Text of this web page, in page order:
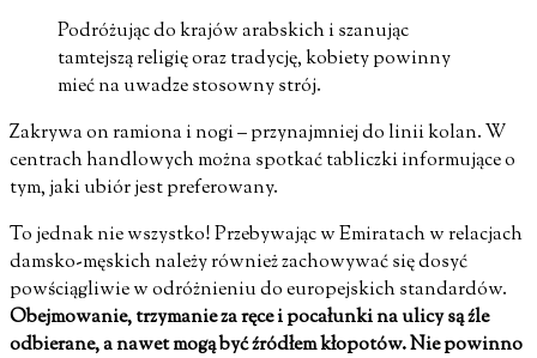
Podróżując do krajów arabskich i szanując
tamtejszą religię oraz tradycję, kobiety powinny
mieć na uwadze stosowny strój.
Zakrywa on ramiona i nogi – przynajmniej do linii kolan. W
centrach handlowych można spotkać tabliczki informujące o
tym, jaki ubiór jest preferowany.
To jednak nie wszystko! Przebywając w Emiratach w relacjach
damsko-męskich należy również zachowywać się dosyć
powściągliwie w odróżnieniu do europejskich standardów.
Obejmowanie, trzymanie za ręce i pocałunki na ulicy są źle
odbierane, a nawet mogą być źródłem kłopotów. Nie powinno